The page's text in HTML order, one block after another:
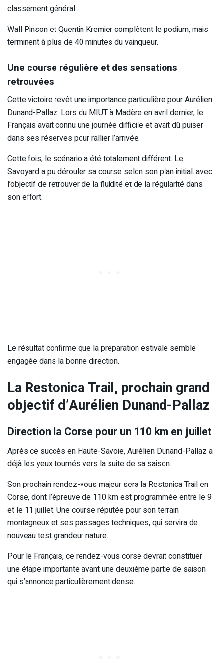
classement général.
Wall Pinson et Quentin Kremier complètent le podium, mais
terminent à plus de 40 minutes du vainqueur.
Une course régulière et des sensations
retrouvées
Cette victoire revêt une importance particulière pour Aurélien
Dunand-Pallaz. Lors du MIUT à Madère en avril dernier, le
Français avait connu une journée difficile et avait dû puiser
dans ses réserves pour rallier l’arrivée.
Cette fois, le scénario a été totalement différent. Le
Savoyard a pu dérouler sa course selon son plan initial, avec
l’objectif de retrouver de la fluidité et de la régularité dans
son effort.
Le résultat confirme que la préparation estivale semble
engagée dans la bonne direction.
La Restonica Trail, prochain grand
objectif d’Aurélien Dunand-Pallaz
Direction la Corse pour un 110 km en juillet
Après ce succès en Haute-Savoie, Aurélien Dunand-Pallaz a
déjà les yeux tournés vers la suite de sa saison.
Son prochain rendez-vous majeur sera la Restonica Trail en
Corse, dont l’épreuve de 110 km est programmée entre le 9
et le 11 juillet. Une course réputée pour son terrain
montagneux et ses passages techniques, qui servira de
nouveau test grandeur nature.
Pour le Français, ce rendez-vous corse devrait constituer
une étape importante avant une deuxième partie de saison
qui s’annonce particulièrement dense.